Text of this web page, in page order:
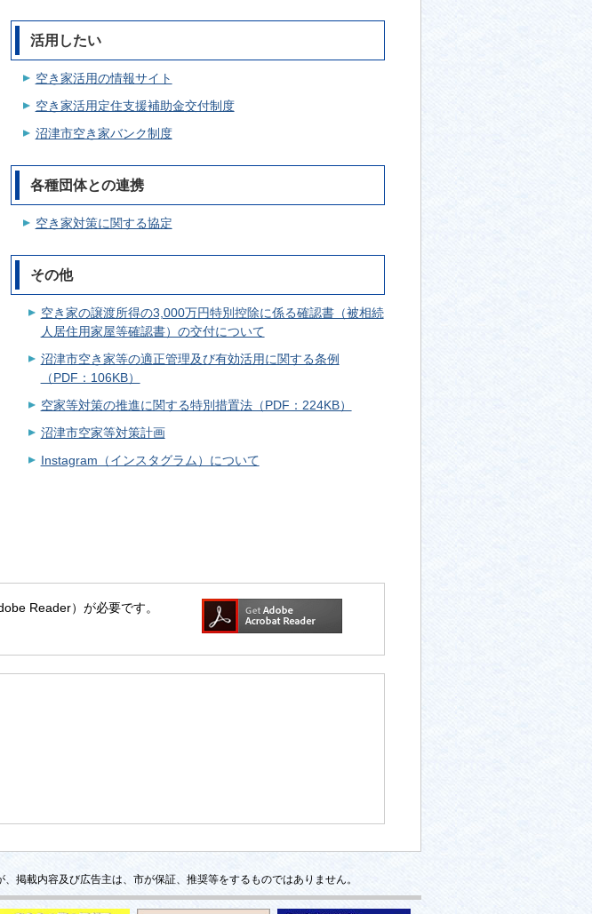
活用したい
空き家活用の情報サイト
空き家活用定住支援補助金交付制度
沼津市空き家バンク制度
各種団体との連携
空き家対策に関する協定
その他
空き家の譲渡所得の3,000万円特別控除に係る確認書（被相続
人居住用家屋等確認書）の交付について
沼津市空き家等の適正管理及び有効活用に関する条例
（PDF：106KB）
空家等対策の推進に関する特別措置法（PDF：224KB）
沼津市空家等対策計画
Instagram（インスタグラム）について
Reader）が必要です。
掲載内容及び広告主は、市が保証、推奨等をするものではありません。